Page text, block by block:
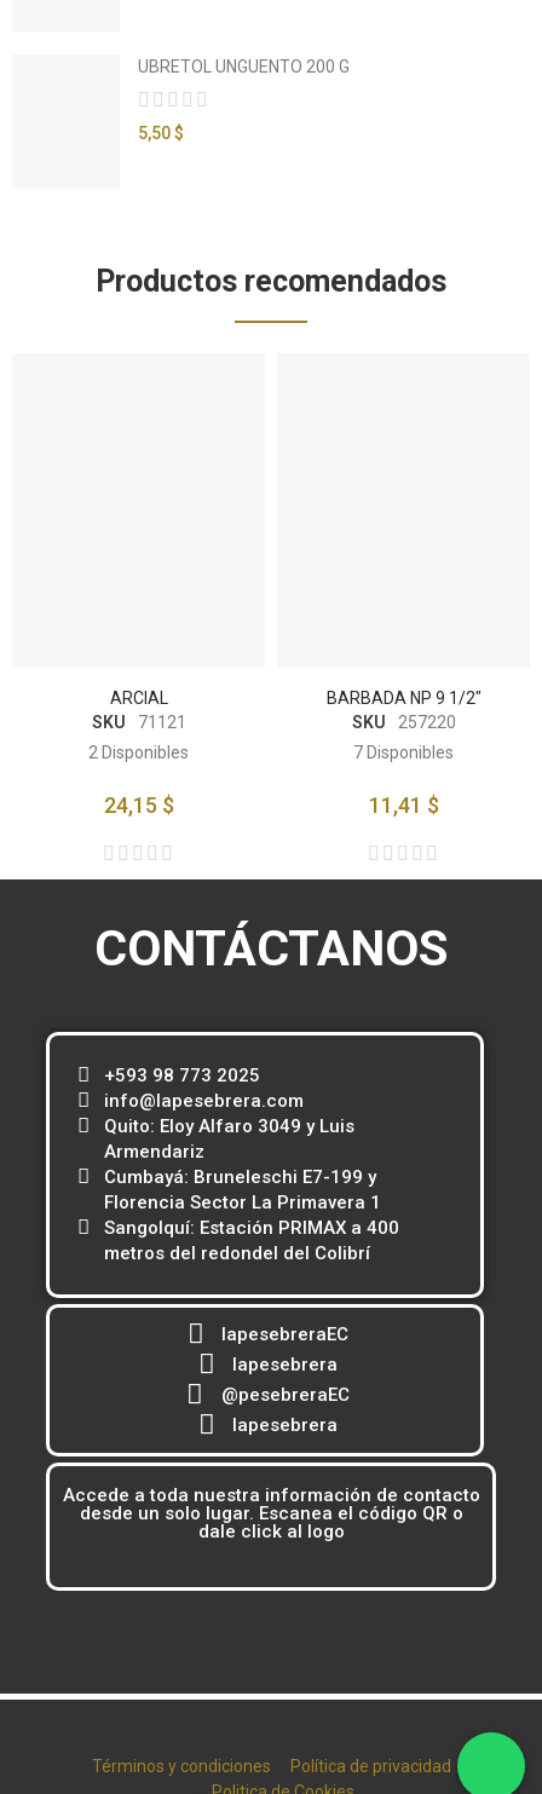
UBRETOL UNGUENTO 200 G
5,50 $
Productos recomendados
ARCIAL
SKU
71121
2 Disponibles
24,15 $
BARBADA NP 9 1/2"
SKU
257220
7Disponibles
11,41 $
CONTÁCTANOS
+593 98 773 2025
info@lapesebrera.com
Quito: Eloy Alfaro 3049 y Luis
Armendariz
Cumbayá: Bruneleschi E7-199 y
Florencia Sector La Primavera 1
Sangolquí: Estación PRIMAX a 400
metros del redondel del Colibrí
lapesebreraEC
lapesebrera
@pesebreraEC
lapesebrera
Accede a toda nuestra información de contacto
desde un solo lugar. Escanea el código QR o
dale click al logo
Términos y condiciones
Política de privacidad